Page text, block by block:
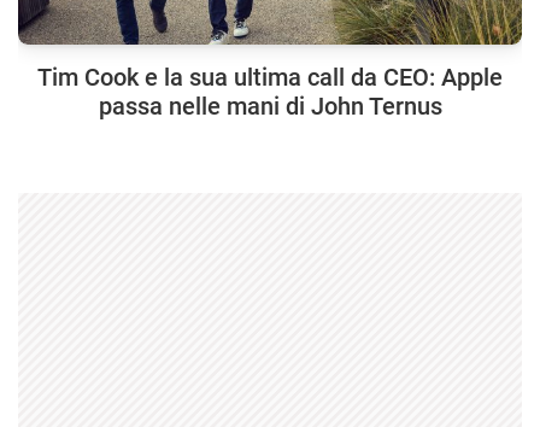
Tim Cook e la sua ultima call da CEO: Apple
passa nelle mani di John Ternus